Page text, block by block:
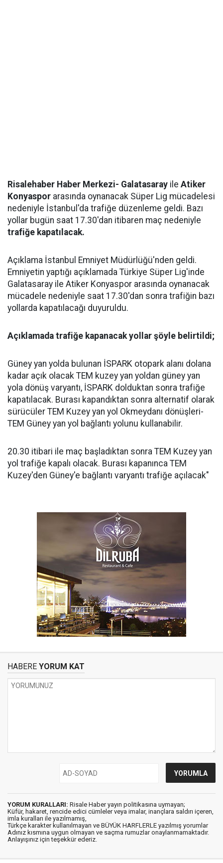
Risalehaber Haber Merkezi- Galatasaray ile Atiker
Konyaspor arasında oynanacak Süper Lig mücadelesi
nedeniyle İstanbul'da trafiğe düzenleme geldi. Bazı
yollar bugün saat 17.30'dan itibaren maç nedeniyle
trafiğe kapatılacak.
Açıklama İstanbul Emniyet Müdürlüğü'nden geldi.
Emniyetin yaptığı açıklamada Türkiye Süper Lig'inde
Galatasaray ile Atiker Konyaspor arasında oynanacak
mücadele nedeniyle saat 17.30'dan sonra trafiğin bazı
yollarda kapatılacağı duyuruldu.
Açıklamada trafiğe kapanacak yollar şöyle belirtildi;
Güney yan yolda bulunan İSPARK otopark alanı dolana
kadar açık olacak TEM kuzey yan yoldan güney yan
yola dönüş varyantı, İSPARK dolduktan sonra trafiğe
kapatılacak. Burası kapandıktan sonra alternatif olarak
sürücüler TEM Kuzey yan yol Okmeydanı dönüşleri-
TEM Güney yan yol bağlantı yolunu kullanabilir.
20.30 itibari ile maç başladıktan sonra TEM Kuzey yan
yol trafiğe kapalı olacak. Burası kapanınca TEM
Kuzey'den Güney'e bağlantı varyantı trafiğe açılacak"
HABERE YORUM KAT
YORUM KURALLARI: Risale Haber yayın politikasına uymayan;
Küfür, hakaret, rencide edici cümleler veya imalar, inançlara saldırı içeren,
imla kuralları ile yazılmamış,
Türkçe karakter kullanılmayan ve BÜYÜK HARFLERLE yazılmış yorumlar
Adınız kısmına uygun olmayan ve saçma rumuzlar onaylanmamaktadır.
Anlayışınız için teşekkür ederiz.